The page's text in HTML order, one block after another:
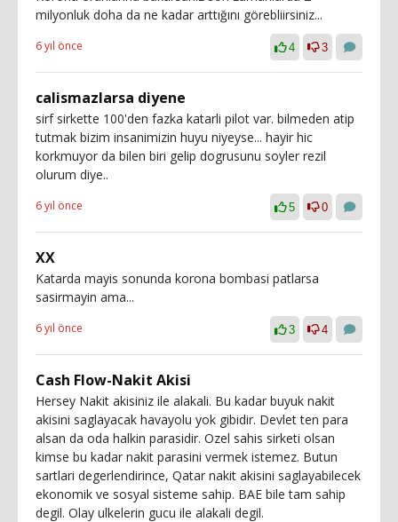
milyonluk doha da ne kadar arttığını görebliirsiniz...
6 yıl önce 4 3
calismazlarsa diyene
sirf sirkette 100'den fazka katarli pilot var. bilmeden atip
tutmak bizim insanimizin huyu niyeyse... hayir hic
korkmuyor da bilen biri gelip dogrusunu soyler rezil
olurum diye..
6 yıl önce 5 0
XX
Katarda mayis sonunda korona bombasi patlarsa
sasirmayin ama...
6 yıl önce 3 4
Cash Flow-Nakit Akisi
Hersey Nakit akisiniz ile alakali. Bu kadar buyuk nakit
akisini saglayacak havayolu yok gibidir. Devlet ten para
alsan da oda halkin parasidir. Ozel sahis sirketi olsan
kimse bu kadar nakit parasini vermek istemez. Butun
sartlari degerlendirince, Qatar nakit akisini saglayabilecek
ekonomik ve sosyal sisteme sahip. BAE bile tam sahip
degil. Olay ulkelerin gucu ile alakali degil.